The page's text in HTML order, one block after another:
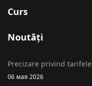
Curs
Noutăți
Precizare privind tarifele
06 мая 2026